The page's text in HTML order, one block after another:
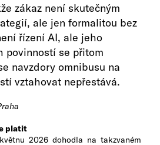
zákaz není skutečným
ale jen formalitou bez
řízení AI, ale jeho
povinností se přitom
navzdory omnibusu na
vztahovat nepřestává.​
platit
2026 dohodla na takzvaném